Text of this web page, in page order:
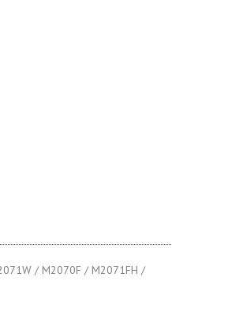
/ M2070F / M2071FH /